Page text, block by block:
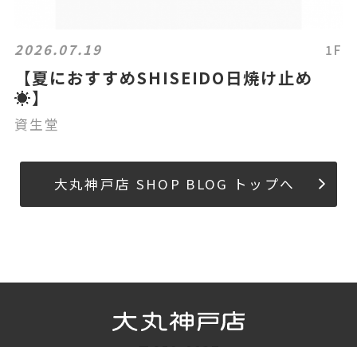
2026.07.19 1F
【夏におすすめSHISEIDO日焼け止め
☀️】
資生堂
大丸神戸店 SHOP BLOG トップへ